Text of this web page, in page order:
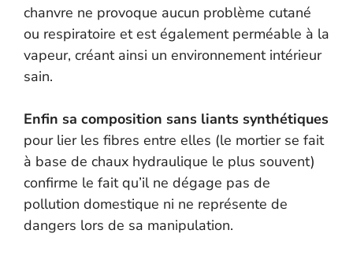
chanvre ne provoque aucun problème cutané
ou respiratoire et est également perméable à la
vapeur, créant ainsi un environnement intérieur
sain.
Enfin sa composition sans liants synthétiques
pour lier les fibres entre elles (le mortier se fait
à base de chaux hydraulique le plus souvent)
confirme le fait qu’il ne dégage pas de
pollution domestique ni ne représente de
dangers lors de sa manipulation.